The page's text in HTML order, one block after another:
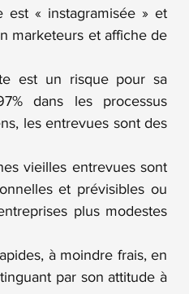
« instagramisée » et
marketeurs et affiche de
est un risque pour sa
dans les processus
les entrevues sont des
vieilles entrevues sont
et prévisibles ou
plus modestes
à moindre frais, en
par son attitude à